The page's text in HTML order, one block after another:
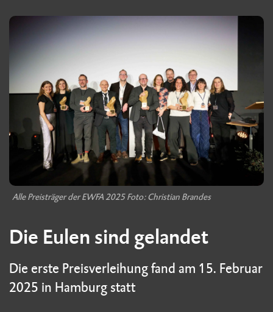
Alle Preisträger der EWFA 2025 Foto: Christian Brandes
Die Eulen sind gelandet
Die erste Preisverleihung fand am 15. Februar
2025 in Hamburg statt